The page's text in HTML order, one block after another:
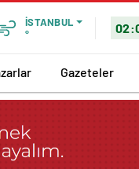
İSTANBUL
°
Gazeteler